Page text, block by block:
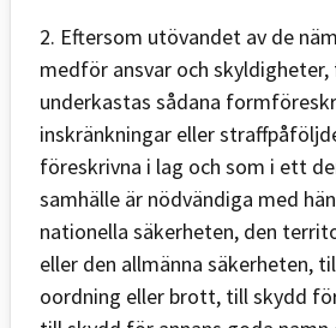
2. Eftersom utövandet av de
medför ansvar och
underkastas sådana
inskränkningar eller
föreskrivna i lag och som i ett
samhälle är nödvändiga med
nationella säkerheten, den
eller den allmänna säkerheten,
oordning eller brott, till skydd